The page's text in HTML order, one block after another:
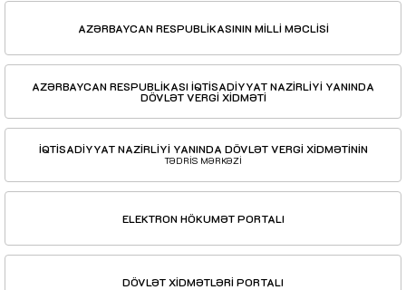
AZƏRBAYCAN RESPUBLİKASININ MİLLİ MƏCLİSİ
AZƏRBAYCAN RESPUBLİKASI İQTİSADİYYAT NAZİRLİYİ YANINDA
DÖVLƏT VERGİ XİDMƏTİ
İQTİSADİYYAT NAZİRLİYİ YANINDA DÖVLƏT VERGİ XİDMƏTİNİN
TƏDRİS MƏRKƏZİ
ELEKTRON HÖKUMƏT PORTALI
DÖVLƏT XİDMƏTLƏRİ PORTALI